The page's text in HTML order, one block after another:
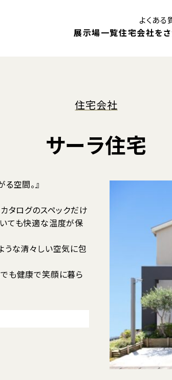
展示場一覧
御殿場展示場
静岡展示場
住宅会社を
住宅会社検索
。
モデルハウス
見学予約 キャンペーン
展示場イベント
モデルハウスインフォメ
はじめての住まいづくり
住まいに関する補助金
よくある
住宅会社
サーラ住宅
空間。』
タログのスペックだけ
ても快適な温度が保
うな清々しい空気に包
も健康で笑顔に暮ら